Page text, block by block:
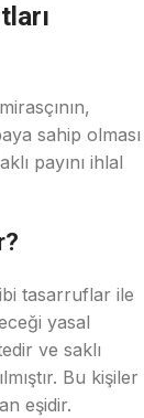
sahip olması
payını ihlal
tasarruflar ile
yasal
ve saklı
Bu kişiler
eşidir.